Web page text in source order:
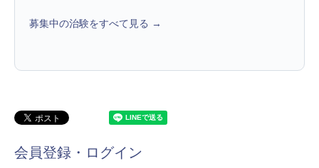
募集中の治験をすべて見る →
会員登録・ログイン